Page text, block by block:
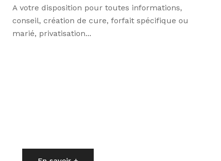
A votre disposition pour toutes informations,
conseil, création de cure, forfait spécifique ou
marié, privatisation...